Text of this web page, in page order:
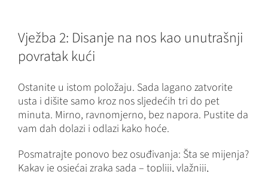
Vježba 2: Disanje na nos kao unutrašnji
povratak kući
Ostanite u istom položaju. Sada lagano zatvorite
usta i dišite samo kroz nos sljedećih tri do pet
minuta. Mirno, ravnomjerno, bez napora. Pustite da
vam dah dolazi i odlazi kako hoće.
Posmatrajte ponovo bez osuđivanja: Šta se mijenja?
Kakav je osjećaj zraka sada – topliji, vlažniji,